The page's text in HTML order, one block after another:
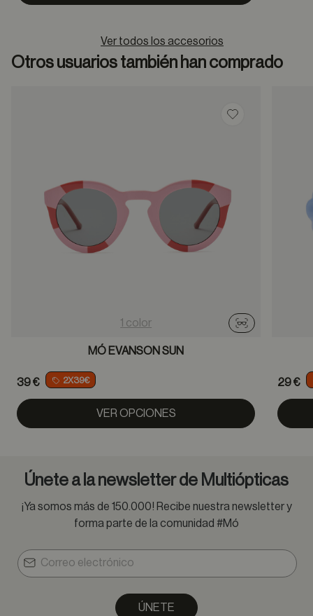
Ver todos los accesorios
Otros usuarios también han comprado
Guardar en
1 color
Probador
MÓ EVANSON SUN
39 € 2X39€
VER OPCIONES
29 €
Únete a la newsletter de Multiópticas
¡Ya somos más de 150.000! Recibe nuestra newsletter y
forma parte de la comunidad #Mó
ÚNETE